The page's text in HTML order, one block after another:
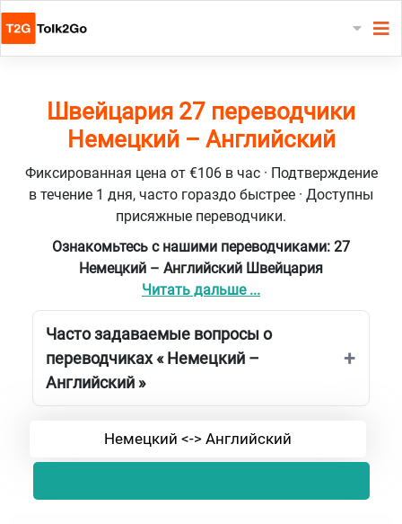
Швейцария 27 переводчики
Немецкий – Английский
Фиксированная цена от €106 в час · Подтверждение
в течение 1 дня, часто гораздо быстрее · Доступны
присяжные переводчики.
Ознакомьтесь с нашими переводчиками: 27
Немецкий – Английский Швейцария
Читать дальше ...
Часто задаваемые вопросы о
переводчиках « Немецкий –
Английский »
Немецкий <-> Английский